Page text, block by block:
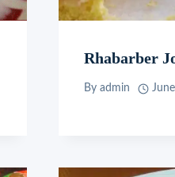
Rhabarber
By admin